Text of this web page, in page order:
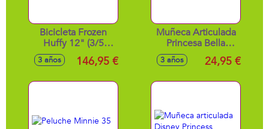
Bicicleta Frozen
Huffy 12" (3/5
años)
3 años 146,95 €
Muñeca Articulada
Princesa Bella
Disney 38 cm
3 años 24,95 €